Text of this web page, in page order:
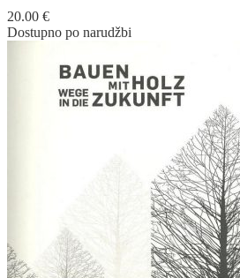
20.00 €
Dostupno po narudžbi